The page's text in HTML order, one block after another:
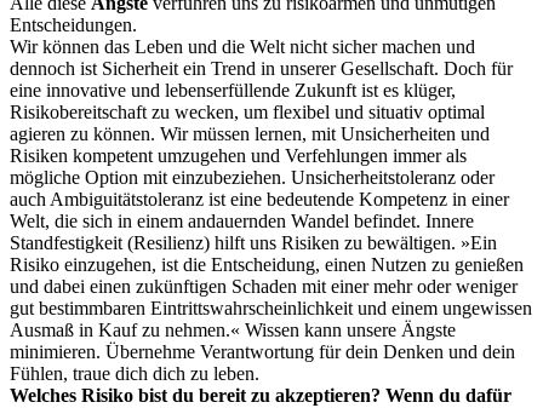
Entscheidungen.
Wir können das Leben und die Welt nicht sicher machen und
dennoch ist Sicherheit ein Trend in unserer Gesellschaft. Doch für
eine innovative und lebenserfüllende Zukunft ist es klüger,
Risikobereitschaft zu wecken, um flexibel und situativ optimal
agieren zu können. Wir müssen lernen, mit Unsicherheiten und
Risiken kompetent umzugehen und Verfehlungen immer als
mögliche Option mit einzubeziehen. Unsicherheitstoleranz oder
auch Ambiguitätstoleranz ist eine bedeutende Kompetenz in einer
Welt, die sich in einem andauernden Wandel befindet. Innere
Standfestigkeit (Resilienz) hilft uns Risiken zu bewältigen. »Ein
Risiko einzugehen, ist die Entscheidung, einen Nutzen zu genießen
und dabei einen zukünftigen Schaden mit einer mehr oder weniger
gut bestimmbaren Eintrittswahrscheinlichkeit und einem ungewissen
Ausmaß in Kauf zu nehmen.« Wissen kann unsere Ängste
minimieren. Übernehme Verantwortung für dein Denken und dein
Fühlen, traue dich dich zu leben.
Welches Risiko bist du bereit zu akzeptieren? Wenn du dafür